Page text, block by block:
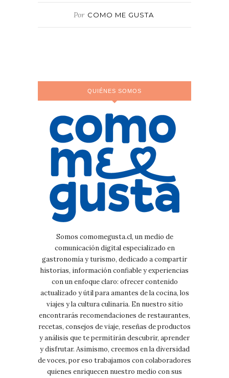
Por COMO ME GUSTA
QUIÉNES SOMOS
Somos comomegusta.cl, un medio de
comunicación digital especializado en
gastronomía y turismo, dedicado a compartir
historias, información confiable y experiencias
con un enfoque claro: ofrecer contenido
actualizado y útil para amantes de la cocina, los
viajes y la cultura culinaria. En nuestro sitio
encontrarás recomendaciones de restaurantes,
recetas, consejos de viaje, reseñas de productos
y análisis que te permitirán descubrir, aprender
y disfrutar. Asimismo, creemos en la diversidad
de voces, por eso trabajamos con colaboradores
quienes enriquecen nuestro medio con sus